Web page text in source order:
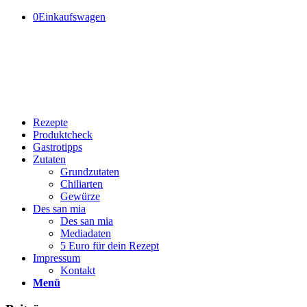
0Einkaufswagen
Rezepte
Produktcheck
Gastrotipps
Zutaten
Grundzutaten
Chiliarten
Gewürze
Des san mia
Des san mia
Mediadaten
5 Euro für dein Rezept
Impressum
Kontakt
Menü